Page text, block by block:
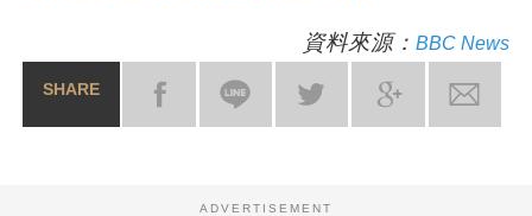
資料來源： BBC News
SHARE
ADVERTISEMENT